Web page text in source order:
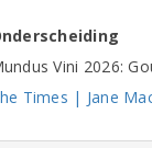
Vini 2026:
Times | Jane